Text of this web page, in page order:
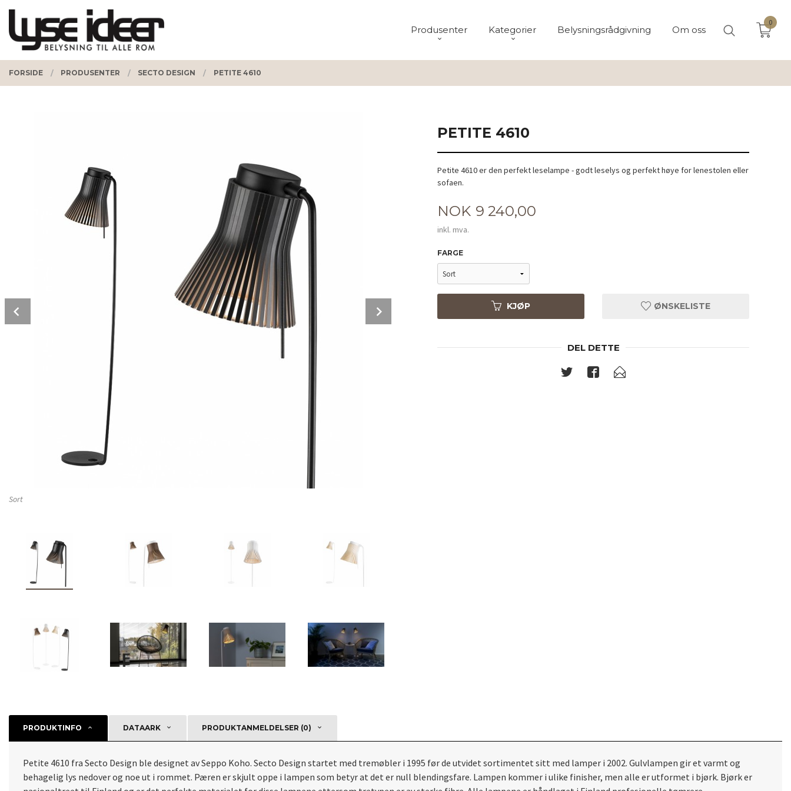
Gå
innholdet
PRODUKTER
Produsenter Kategorier Belysningsrådgivning Om oss
0
FORSIDE PRODUSENTER SECTO DESIGN PETITE 4610
Sort
PETITE 4610
Petite 4610 er den perfekt leselampe - godt leselys og perfekt høye for lenestolen eller
sofaen.
Pris
NOK 9 240,00
inkl. mva.
FARGE
KJØP ØNSKELISTE
DEL DETTE
PRODUKTINFO DATAARK PRODUKTANMELDELSER (0)
Petite 4610 fra Secto Design ble designet av Seppo Koho. Secto Design startet med tremøbler i 1995 før de utvidet sortimentet sitt med lamper i 2002. Gulvlampen gir et varmt og
behagelig lys nedover og noe ut i rommet. Pæren er skjult oppe i lampen som betyr at det er null blendingsfare. Lampen kommer i ulike finisher, men alle er utformet i bjørk. Bjørk er